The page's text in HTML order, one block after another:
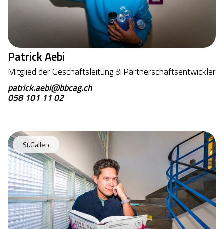
Patrick Aebi
Mitglied der Geschäftsleitung & Partnerschaftsentwickler
patrick.aebi@bbcag.ch
058 101 11 02
St.Gallen